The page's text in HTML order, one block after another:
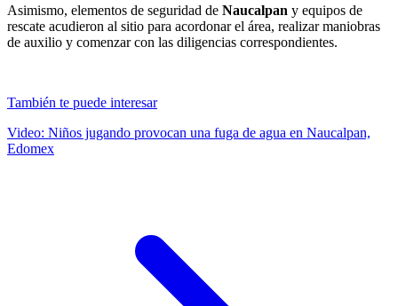
Asimismo, elementos de seguridad de Naucalpan y equipos de
rescate acudieron al sitio para acordonar el área, realizar maniobras
de auxilio y comenzar con las diligencias correspondientes.
También te puede interesar
Video: Niños jugando provocan una fuga de agua en Naucalpan,
Edomex